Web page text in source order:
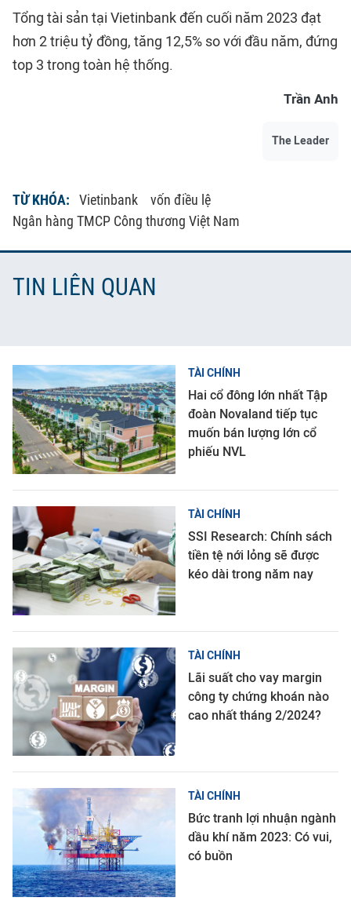
Tổng tài sản tại Vietinbank đến cuối năm 2023 đạt
hơn 2 triệu tỷ đồng, tăng 12,5% so với đầu năm, đứng
top 3 trong toàn hệ thống.
Trần Anh
The Leader
TỪ KHÓA: Vietinbank
vốn điều lệ
Ngân hàng TMCP Công thương Việt Nam
TIN LIÊN QUAN
TÀI CHÍNH
Hai cổ đông lớn nhất Tập
đoàn Novaland tiếp tục
muốn bán lượng lớn cổ
phiếu NVL
TÀI CHÍNH
SSI Research: Chính sách
tiền tệ nới lỏng sẽ được
kéo dài trong năm nay
TÀI CHÍNH
Lãi suất cho vay margin
công ty chứng khoán nào
cao nhất tháng 2/2024?
TÀI CHÍNH
Bức tranh lợi nhuận ngành
dầu khí năm 2023: Có vui,
có buồn